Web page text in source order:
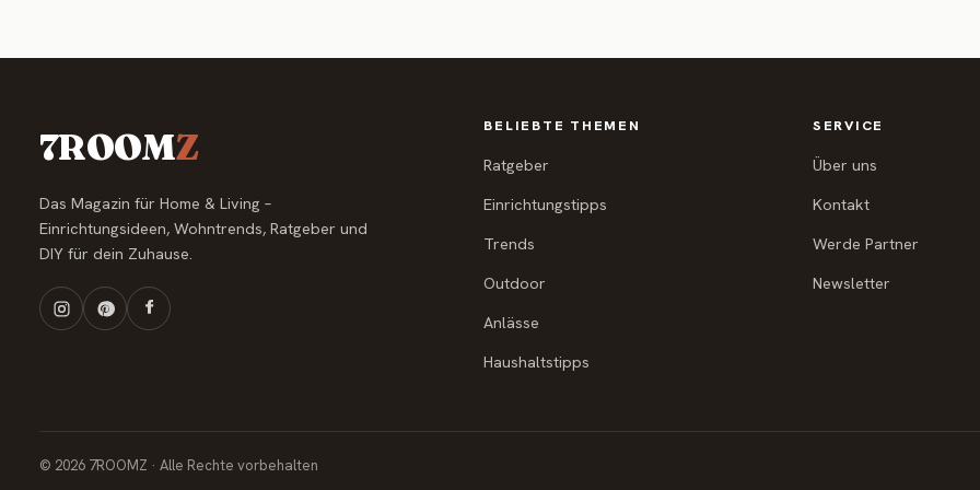
7ROOMZ
Das Magazin für Home & Living –
Einrichtungsideen, Wohntrends, Ratgeber und
DIY für dein Zuhause.
BELIEBTE THEMEN
Ratgeber
Einrichtungstipps
Trends
Outdoor
Anlässe
Haushaltstipps
SERVICE
Über uns
Kontakt
Werde Partner
Newsletter
© 2026 7ROOMZ · Alle Rechte vorbehalten